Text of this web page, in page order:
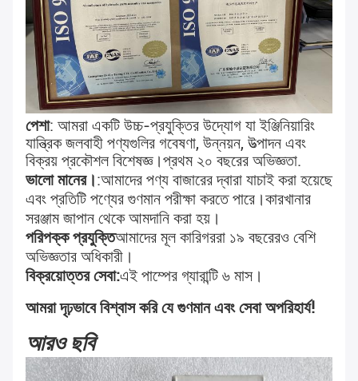
পেশা: আমরা একটি উচ্চ-প্রযুক্তির উদ্যোগ যা ইঞ্জিনিয়ারিং
যান্ত্রিক জলবাহী পণ্যগুলির গবেষণা, উন্নয়ন, উত্পাদন এবং
বিক্রয় প্রকৌশল বিশেষজ্ঞ।প্রথম ২০ বছরের অভিজ্ঞতা.
ভালো মানের।:আমাদের পণ্য বাজারের দ্বারা যাচাই করা হয়েছে
এবং প্রতিটি পণ্যের গুণমান পরীক্ষা করতে পারে।কারখানার
সরঞ্জাম জাপান থেকে আমদানি করা হয়।
পরিপক্ক প্রযুক্তিআমাদের মূল কারিগররা ১৯ বছরেরও বেশি
অভিজ্ঞতার অধিকারী।
বিক্রয়োত্তর সেবা:এই পাম্পের গ্যারান্টি ৬ মাস।
আমরা দৃঢ়ভাবে বিশ্বাস করি যে গুণমান এবং সেবা অপরিহার্য!
আরও ছবি